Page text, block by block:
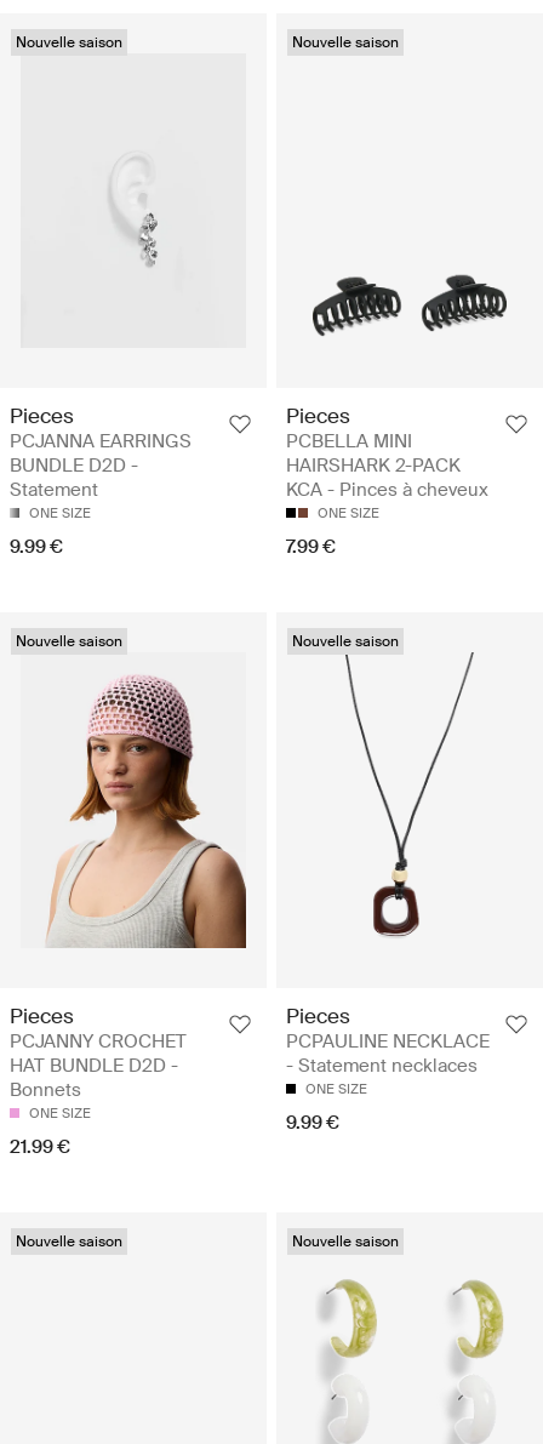
Nouvelle saison
Pieces
PCJANNA EARRINGS
BUNDLE D2D -
Statement
ONE SIZE
9.99 €
Nouvelle saison
Pieces
PCBELLA MINI
HAIRSHARK 2-PACK
KCA - Pinces à cheveux
ONE SIZE
7.99 €
Nouvelle saison
Pieces
PCJANNY CROCHET
HAT BUNDLE D2D -
Bonnets
ONE SIZE
21.99 €
Nouvelle saison
Pieces
PCPAULINE NECKLACE
- Statement necklaces
ONE SIZE
9.99 €
Nouvelle saison Nouvelle saison